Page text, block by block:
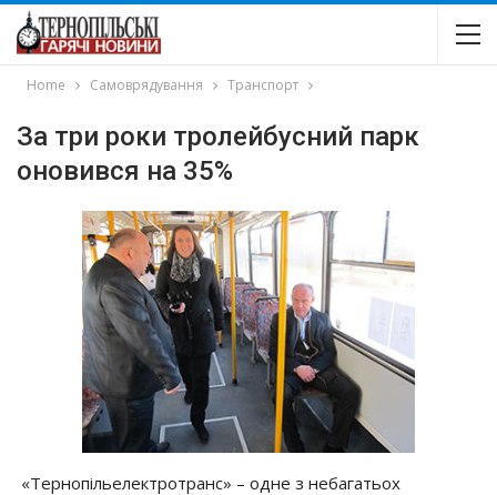
Home Самоврядування Транспорт
За три роки тролейбусний парк
оновився на 35%
«Тернопільелектротранс» – одне з небагатьох